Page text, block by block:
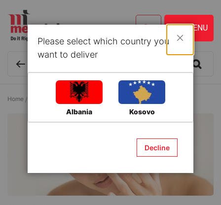
Home Face Care
Please select which country you
want to deliver
Albania Kosovo
Decline